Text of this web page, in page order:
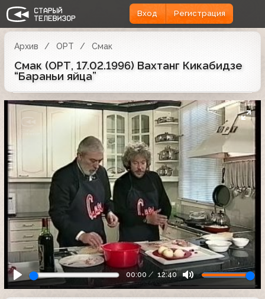
Вход Регистрация
Архив ОРТ Смак
Смак (ОРТ, 17.02.1996) Вахтанг Кикабидзе
“Бараньи яйца”
00:00 12:40